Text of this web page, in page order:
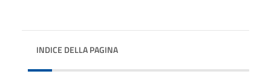
INDICE DELLA PAGINA